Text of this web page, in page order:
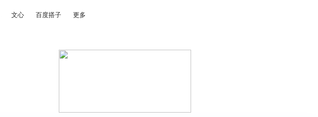
文心 百度搭子 更多